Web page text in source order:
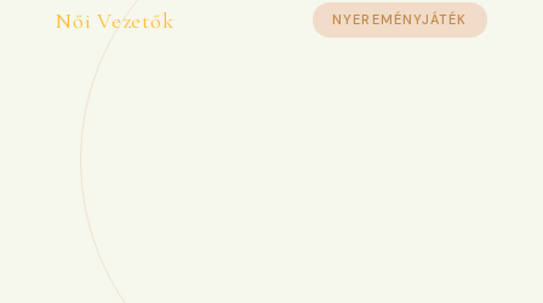
Női Vezetők NYEREMÉNYJÁTÉK